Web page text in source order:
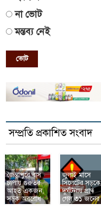
না ভোট
মন্তব্য নেই
ভোট
সম্প্রতি প্রকাশিত সংবাদ
জৈন্তাপুরে বাস
চাপায় গুরুতর
আহত একজন,
সড়ক অবরোধ
জুলাই মাসে
সিলেটের সড়কে
দুর্ঘটনায় প্রাণ
গেল ৩১ জনের